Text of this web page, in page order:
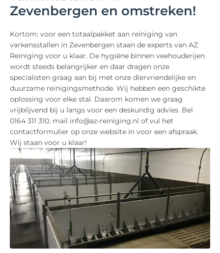
Zevenbergen en omstreken!
Kortom: voor een totaalpakket aan reiniging van
varkensstallen in Zevenbergen staan de experts van AZ
Reiniging voor u klaar. De hygiëne binnen veehouderijen
wordt steeds belangrijker en daar dragen onze
specialisten graag aan bij met onze diervriendelijke en
duurzame reinigingsmethode. Wij hebben een geschikte
oplossing voor elke stal. Daarom komen we graag
vrijblijvend bij u langs voor een deskundig advies. Bel
0164 311 310, mail info@az-reiniging.nl of vul het
contactformulier op onze website in voor een afspraak.
Wij staan voor u klaar!